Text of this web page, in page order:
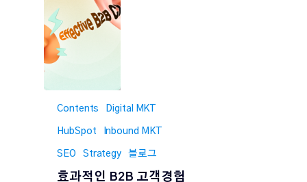
Contents Digital MKT
HubSpot Inbound MKT
SEO Strategy 블로그
효과적인 B2B 고객경험